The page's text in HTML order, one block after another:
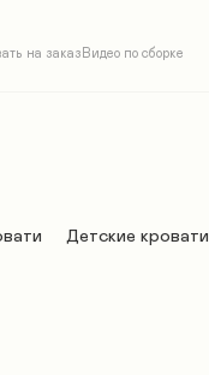
на заказ Видео по сборке
Детские кровати